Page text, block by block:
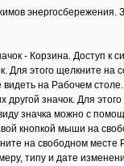
энергосбережения.
- Корзина. Доступ к
Для этого щелкните на
на Рабочем
значок. Для
значка можно с
кнопкой мыши на
на свободном месте
типу и дате